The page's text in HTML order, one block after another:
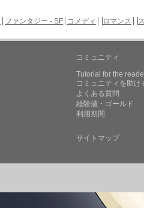
ファンタジー - SF コメディ ロマンス
コミュニティ
Tutorial for the
コミュニティを助け
よくある質問
経験値・ゴールド
利用期間
サイトマップ